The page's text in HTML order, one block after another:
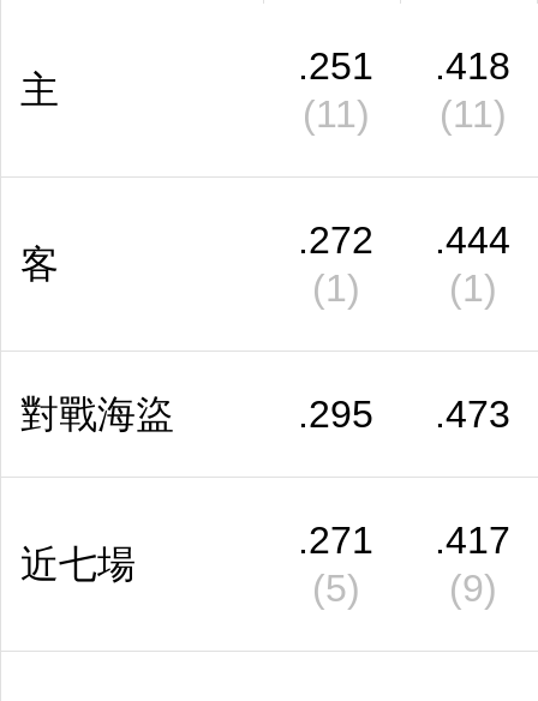
主
.251
(11)
.418
(11)
客
.272
(1)
.444
(1)
對戰海盜 .295 .473
近七場
.271
(5)
.417
(9)